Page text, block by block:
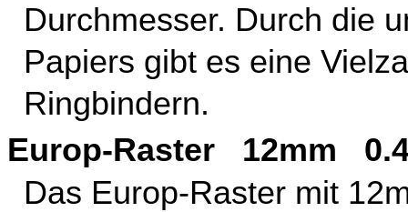
Durchmesser. Durch die
Papiers gibt es eine
Ringbindern.
Europ-Raster 12mm
Das Europ-Raster mit